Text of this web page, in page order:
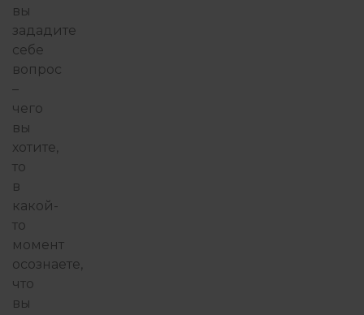
вы
зададите
себе
вопрос
–
чего
вы
хотите,
то
в
какой-
то
момент
осознаете,
что
вы